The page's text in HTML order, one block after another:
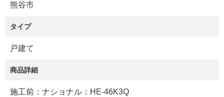
熊谷市
タイプ
戸建て
商品詳細
施工前：ナショナル：HE-46K3Q